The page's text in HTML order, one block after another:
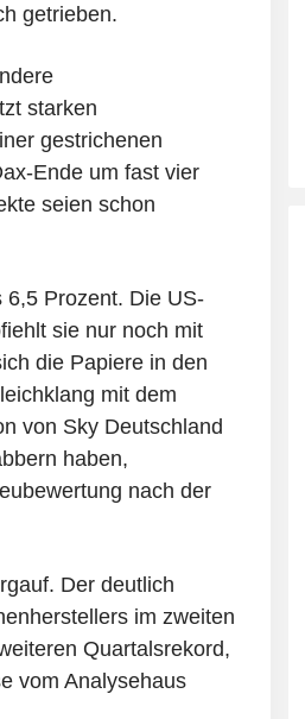
getrieben.
starken
gestrichenen
Ende um fast vier
seien schon
6,5 Prozent. Die US-
sie nur noch mit
die Papiere in den
mit dem
von Sky Deutschland
haben,
nach der
Der deutlich
im zweiten
Quartalsrekord,
vom Analysehaus